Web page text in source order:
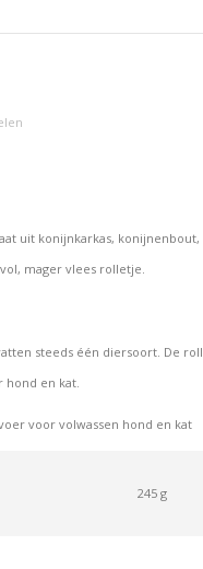
PinterestLinkedIn
uit konijnkarkas,
mager vlees rolletje.
steeds één diersoort. De
hond en kat.
voor volwassen hond en kat
245 g